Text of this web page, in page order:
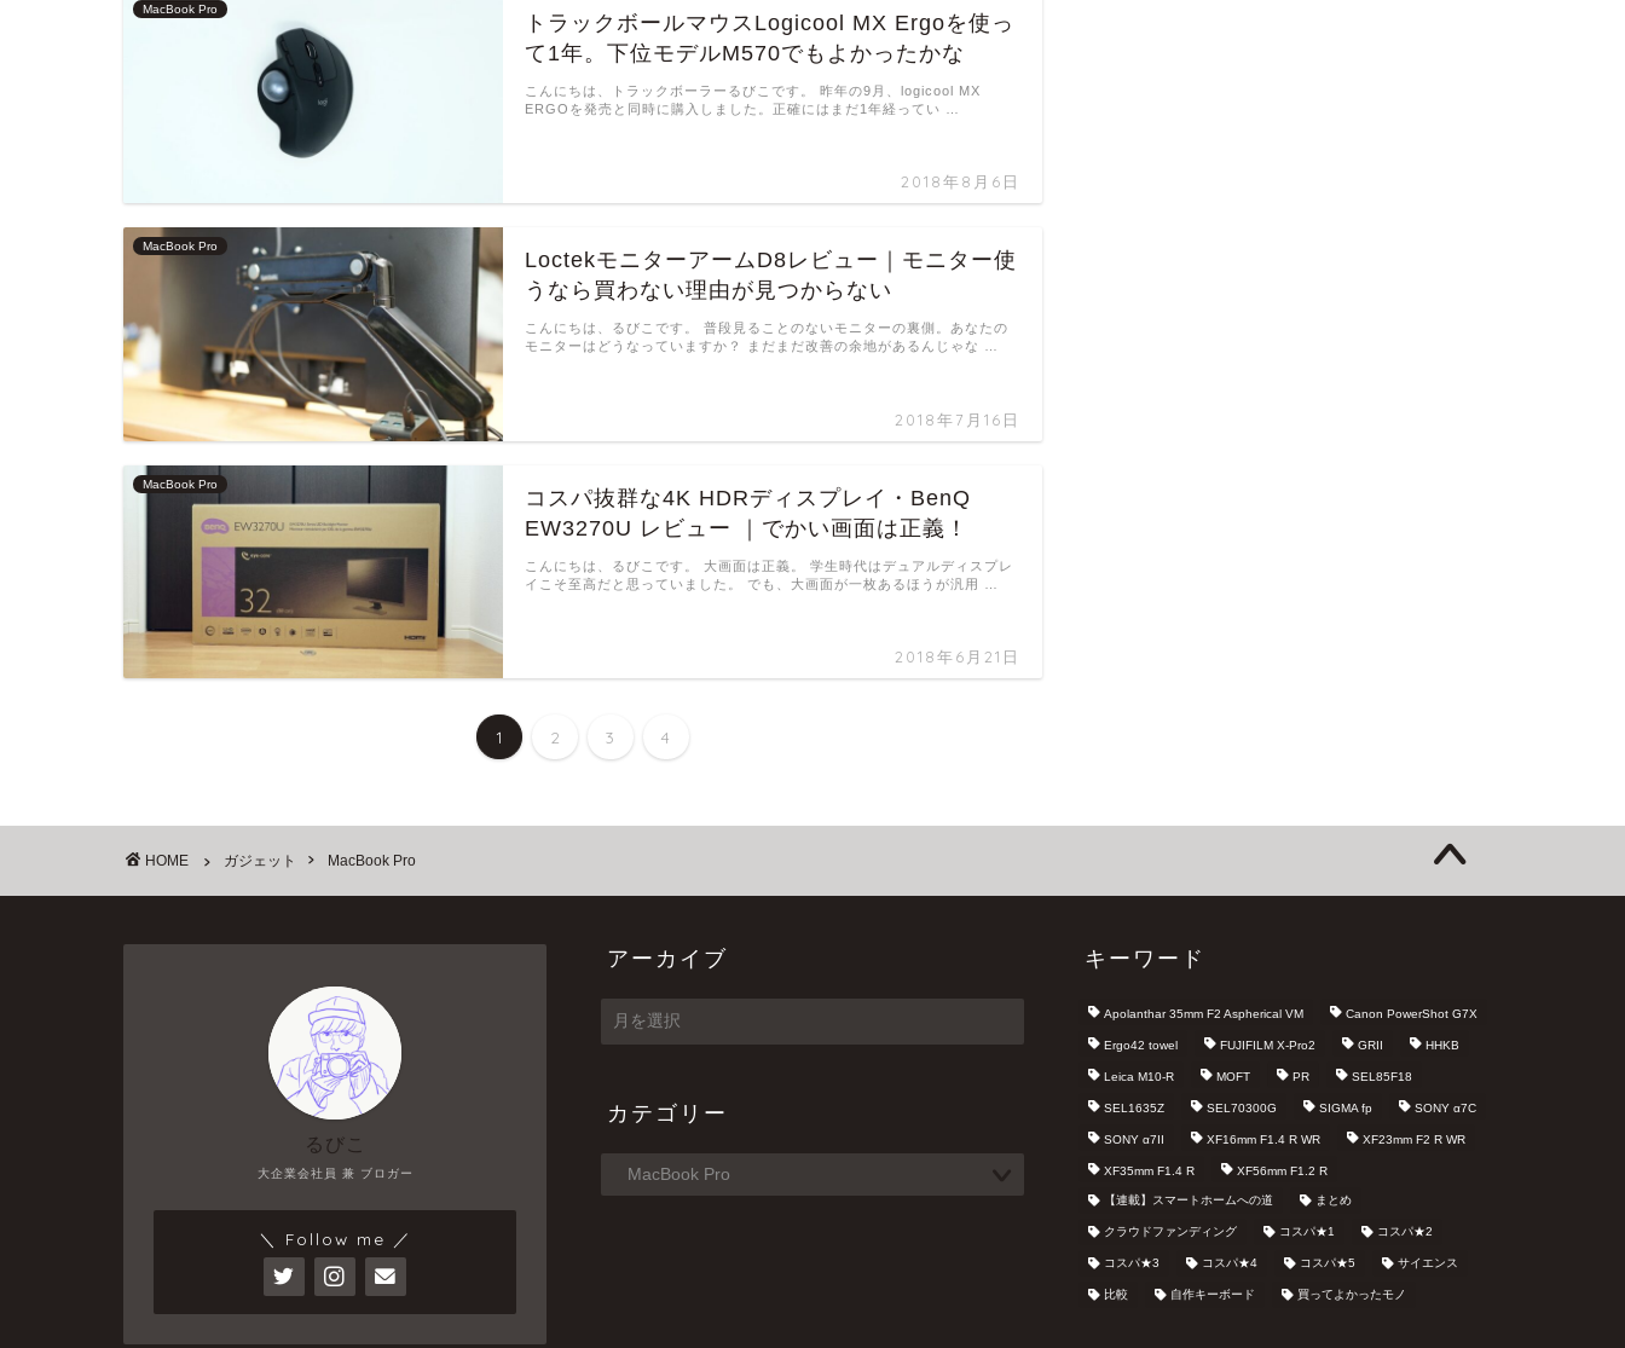
MacBook Pro
トラックボールマウスLogicool MX Ergoを使っ
て1年。下位モデルM570でもよかったかな
2018年8月6日
こんにちは、トラックボーラーるびこです。 昨年の9月、logicool MX
ERGOを発売と同時に購入しました。正確にはまだ1年経ってい …
MacBook Pro
LoctekモニターアームD8レビュー｜モニター使
うなら買わない理由が見つからない
2018年7月16日
こんにちは、るびこです。 普段見ることのないモニターの裏側。あなたの
モニターはどうなっていますか？ まだまだ改善の余地があるんじゃな …
MacBook Pro
コスパ抜群な4K HDRディスプレイ・BenQ
EW3270U レビュー ｜でかい画面は正義！
2018年6月21日
こんにちは、るびこです。 大画面は正義。 学生時代はデュアルディスプレ
イこそ至高だと思っていました。 でも、大画面が一枚あるほうが汎用 …
1 2 3 4
HOME ガジェット MacBook Pro
大企業会社員 兼 ブロガー
るびこ
＼ Follow me ／
アーカイブ
ア
ー
ブ
カテゴリー
キーワード
Apolanthar 35mm F2 Aspherical VM Canon PowerShot G7X
Ergo42 towel FUJIFILM X-Pro2 GRII HHKB
Leica M10-R MOFT PR SEL85F18
SEL1635Z SEL70300G SIGMA fp SONY α7C
SONY α7II XF16mm F1.4 R WR XF23mm F2 R WR
XF35mm F1.4 R XF56mm F1.2 R
【連載】スマートホームへの道 まとめ
クラウドファンディング コスパ★1 コスパ★2
コスパ★3 コスパ★4 コスパ★5 サイエンス
比較 自作キーボード 買ってよかったモノ